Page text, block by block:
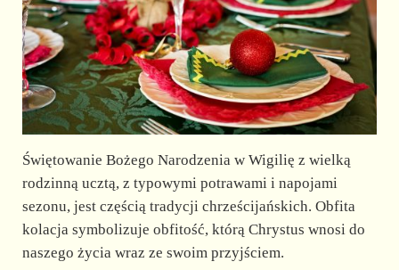
Świętowanie Bożego Narodzenia w Wigilię z wielką
rodzinną ucztą, z typowymi potrawami i napojami
sezonu, jest częścią tradycji chrześcijańskich. Obfita
kolacja symbolizuje obfitość, którą Chrystus wnosi do
naszego życia wraz ze swoim przyjściem.